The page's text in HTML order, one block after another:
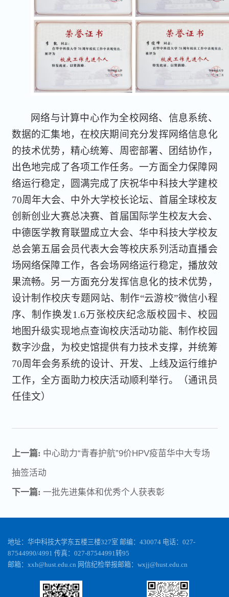
网络与计算中心作为全校网络、信息系统、
数据的汇集地，在校庆期间充分发挥网络信息化
的技术优势，精心统筹、周密部署、团结协作，
出色地完成了各项工作任务。一方面全力保障网
络运行稳定，圆满完成了庆祝华中科技大学建校
70周年大会、中外大学校长论坛、首届全球校友
创新创业大赛总决赛、首届国际学生校友大会、
中德医学教育联盟成立大会、华中科技大学校友
总会第五届会员代表大会等校庆系列活动直播会
场网络保障工作，各会场网络运行稳定，播放效
果流畅。另一方面充分发挥信息化的技术优势，
设计制作校庆专题网站、制作“云游校”微信小程
序、制作换发1.6万张校庆纪念版校园卡、校园
地图升级实现地点查询校庆活动功能、制作校园
数字沙盘，为校史馆提供有力技术支撑，并统筹
70周年会务系统的设计、开发、上线及运行维护
工作，全方面助力校庆活动顺利举行。（通讯员
任佳文）
上一篇: 中心助力“青春护航”9价HPV疫苗华中大专场
抽签活动
下一篇: 一批先进集体和优秀个人获表彰
地址：华中科技大学东五楼三楼327室 邮编：430074 电话：027-
87544990/4991 传真：027-87544991转95
邮箱：xxh@hust.edu.cn 网信纪检举报邮箱：wxjj@hust.edu.cn